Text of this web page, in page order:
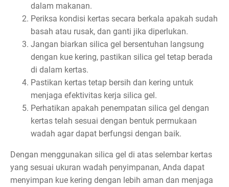
dalam makanan.
Periksa kondisi kertas secara berkala apakah sudah
basah atau rusak, dan ganti jika diperlukan.
Jangan biarkan silica gel bersentuhan langsung
dengan kue kering, pastikan silica gel tetap berada
di dalam kertas.
Pastikan kertas tetap bersih dan kering untuk
menjaga efektivitas kerja silica gel.
Perhatikan apakah penempatan silica gel dengan
kertas telah sesuai dengan bentuk permukaan
wadah agar dapat berfungsi dengan baik.
Dengan menggunakan silica gel di atas selembar kertas
yang sesuai ukuran wadah penyimpanan, Anda dapat
menyimpan kue kering dengan lebih aman dan menjaga